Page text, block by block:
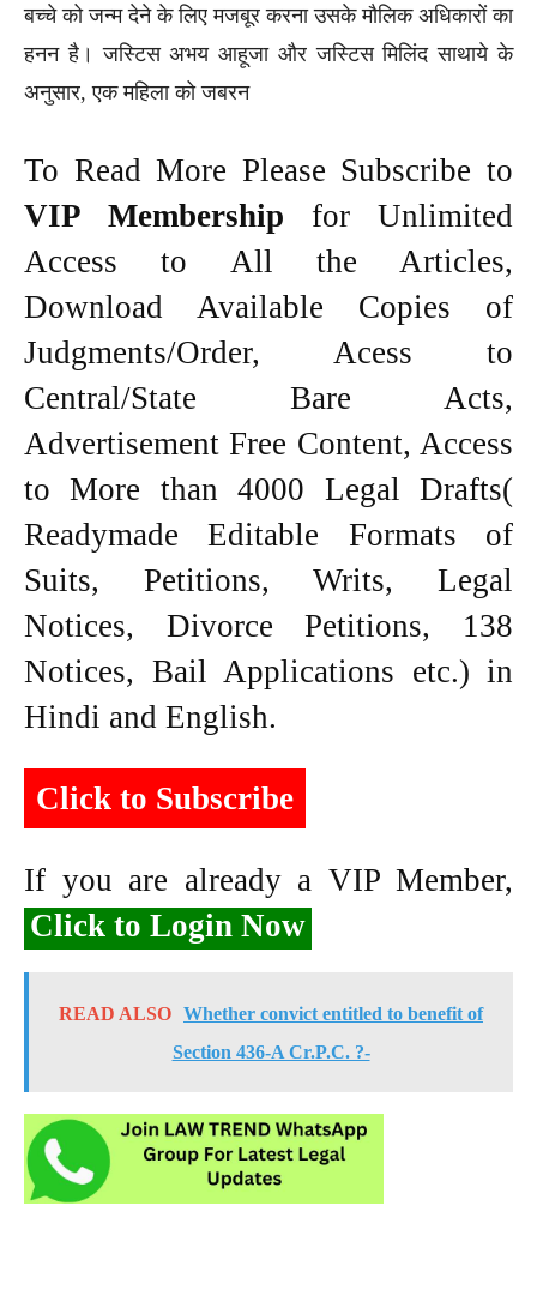
बच्चे को जन्म देने के लिए मजबूर करना उसके मौलिक अधिकारों का
हनन है। जस्टिस अभय आहूजा और जस्टिस मिलिंद साथाये के
अनुसार, एक महिला को जबरन
To Read More Please Subscribe to
VIP Membership for Unlimited
Access to All the Articles,
Download Available Copies of
Judgments/Order, Acess to
Central/State Bare Acts,
Advertisement Free Content, Access
to More than 4000 Legal Drafts(
Readymade Editable Formats of
Suits, Petitions, Writs, Legal
Notices, Divorce Petitions, 138
Notices, Bail Applications etc.) in
Hindi and English.
Click to Subscribe
If you are already a VIP Member,
Click to Login Now
READ ALSO Whether convict entitled to benefit of
Section 436-A Cr.P.C. ?-